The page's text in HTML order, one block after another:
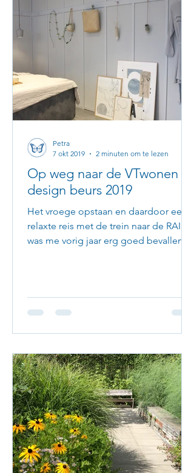
Op weg naar de VTwonen &
design beurs 2019
Het vroege opstaan en daardoor een
relaxte reis met de trein naar de RAI
was me vorig jaar erg goed bevallen.
Petra
7 okt 2019
2 minuten om te lezen